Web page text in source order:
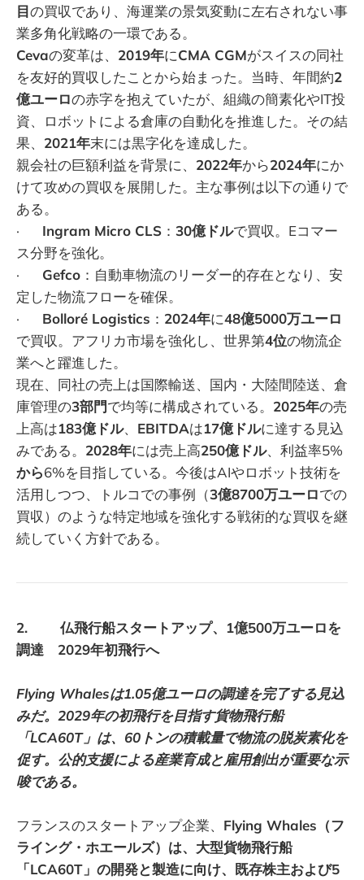
目の買収であり、海運業の景気変動に左右されない事
業多角化戦略の一環である。
Cevaの変革は、 2019年にCMA CGMがスイスの同社
を友好的買収したことから始まった。当時、年間約2
億ユーロの赤字を抱えていたが、組織の簡素化やIT投
資、ロボットによる倉庫の自動化を推進した。その結
果、 2021年末には黒字化を達成した。
親会社の巨額利益を背景に、 2022年から2024年にか
けて攻めの買収を展開した。主な事例は以下の通りで
ある。
· Ingram Micro CLS ： 30億ドルで買収。Eコマー
ス分野を強化。
· Gefco ：自動車物流のリーダー的存在となり、安
定した物流フローを確保。
· Bolloré Logistics ： 2024年に48億5000万ユーロ
で買収。アフリカ市場を強化し、世界第4位の物流企
業へと躍進した。
現在、同社の売上は国際輸送、国内・大陸間陸送、倉
庫管理の3部門で均等に構成されている。 2025年の売
上高は183億ドル、 EBITDAは17億ドルに達する見込
みである。 2028年には売上高250億ドル、利益率5%
から6%を目指している。今後はAIやロボット技術を
活用しつつ、トルコでの事例（3億8700万ユーロでの
買収）のような特定地域を強化する戦術的な買収を継
続していく方針である。
2. 仏飛行船スタートアップ、1億500万ユーロを
調達 2029年初飛行へ
Flying Whalesは1.05億ユーロの調達を完了する見込
みだ。2029年の初飛行を目指す貨物飛行船
「LCA60T」は、60トンの積載量で物流の脱炭素化を
促す。公的支援による産業育成と雇用創出が重要な示
唆である。
フランスのスタートアップ企業、 Flying Whales（フ
ライング・ホエールズ）は、大型貨物飛行船
「LCA60T」の開発と製造に向け、既存株主および5